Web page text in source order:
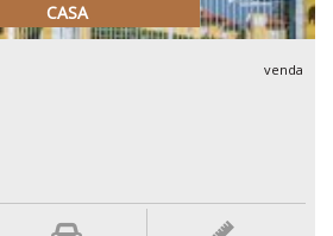
CASA
venda